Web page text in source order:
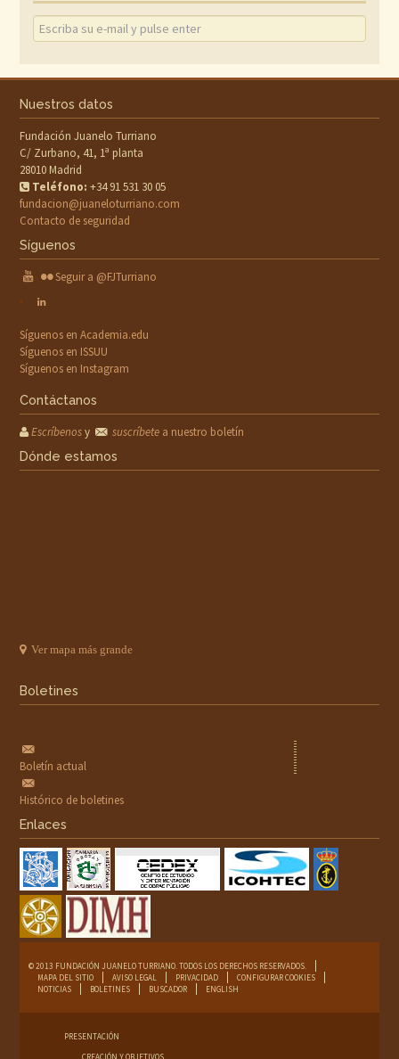
Nuestros datos
Fundación Juanelo Turriano
C/ Zurbano, 41, 1ª planta
28010 Madrid
Teléfono: +34 91 531 30 05
fundacion@juaneloturriano.com
Contacto de seguridad
Síguenos
Seguir a @FJTurriano
Síguenos en Academia.edu
Síguenos en ISSUU
Síguenos en Instagram
Contáctanos
Escríbenosy suscríbetea nuestro boletín
Dónde estamos
Ver mapa más grande
Boletines
Boletín actual
Histórico de boletines
Enlaces
© 2013 FUNDACIÓN JUANELO TURRIANO. TODOS LOS DERECHOS RESERVADOS.
MAPA DEL SITIO
AVISO LEGAL PRIVACIDAD
CONFIGURAR COOKIES
NOTICIAS
BOLETINES BUSCADOR ENGLISH
PRESENTACIÓN
CREACIÓN Y OBJETIVOS